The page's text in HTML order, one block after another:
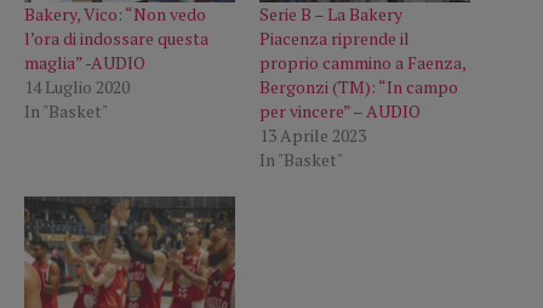
Bakery, Vico: “Non vedo
l’ora di indossare questa
maglia” -AUDIO
14 Luglio 2020
In "Basket"
Serie B – La Bakery
Piacenza riprende il
proprio cammino a Faenza,
Bergonzi (TM): “In campo
per vincere” – AUDIO
13 Aprile 2023
In "Basket"